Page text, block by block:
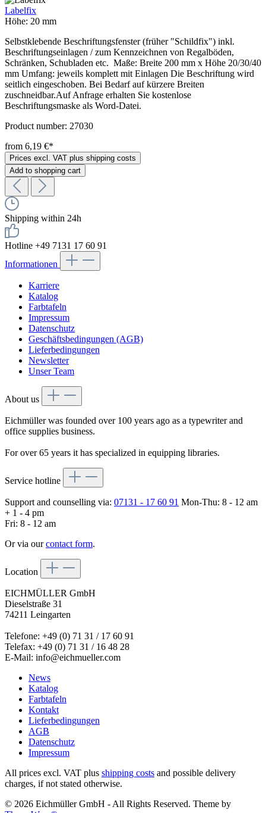
Labelfix
Höhe: 20 mm
Selbstklebende Beschriftungsfenster (früher "Schildfix") inkl.
Beschriftungseinlagen / zum Kennzeichnen von Regalböden,
Schränken, Schubladen etc. Maße: Breite 200 mm x Höhe 20/30/40
mm Umfang: jeweils komplett mit Einlagen Die Beschriftung wird
seitlich eingeschoben. Bei Bedarf auf kürzere Breiten
zuschneidbar.Auf Anfrage erhalten Sie kostenlose
Beschriftungsmaske als Word-Datei.
Product number: 27030
from 6,19 €*
Prices excl. VAT plus shipping costs
Add to shopping cart
Shipping within 24h
Hotline +49 7131 17 60 91
Informationen
Karriere
Katalog
Farbtafeln
Impressum
Datenschutz
Geschäftsbedingungen (AGB)
Lieferbedingungen
Newsletter
Unser Team
About us
Eichmüller was founded over 100 years ago as a typewriter and
office supplies business.
For over 65 years it has specialized in equipping libraries.
Service hotline
Support and counselling via: 07131 - 17 60 91 Mon-Thu: 8 - 12 am
+ 1 - 4 pm
Fri: 8 - 12 am
Or via ourcontact form.
Location
EICHMÜLLER GmbH
Dieselstraße 31
74211 Leingarten
Telefone: +49 (0) 71 31 / 17 60 91
Telefax: +49 (0) 71 31 / 16 48 28
E-Mail: info@eichmueller.com
News
Katalog
Farbtafeln
Kontakt
Lieferbedingungen
AGB
Datenschutz
Impressum
All prices excl. VAT plus shipping costs and possible delivery
charges, if not stated otherwise.
© 2026 Eichmüller GmbH - All Rights Reserved. Theme by